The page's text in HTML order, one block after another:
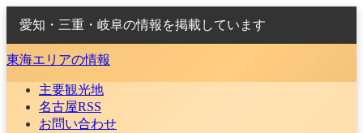
愛知・三重・岐阜の情報を掲載しています
東海エリアの情報
主要観光地
名古屋RSS
お問い合わせ